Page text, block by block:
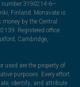
3190214-6—
Finland. Monavate is
by the Central
Registered office:
Cambridge,
used are the property of
purposes. Every effort
identify, and attribute